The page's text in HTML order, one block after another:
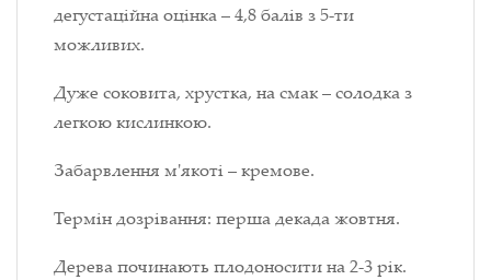
дегустаційна оцінка – 4,8 балів з 5-ти
можливих.
Дуже соковита, хрустка, на смак – солодка з
легкою кислинкою.
Забарвлення м'якоті – кремове.
Термін дозрівання: перша декада жовтня.
Дерева починають плодоносити на 2-3 рік.